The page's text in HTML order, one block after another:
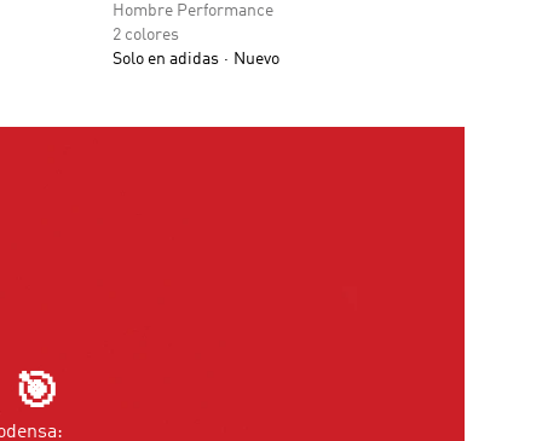
Hombre Performance
2 colores
Solo en adidas
Nuevo
🎯